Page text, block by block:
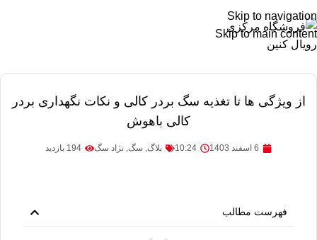
Skip to navigation
Skip to main content
از ویژگی ها تا تغذیه سگ بردر کالی و نکات نگهداری بردر
کالی باهوش
6 اسفند 1403 10:24 بلاگ, سگ, نژاد سگ 194 بازدید
فهرست مطالب